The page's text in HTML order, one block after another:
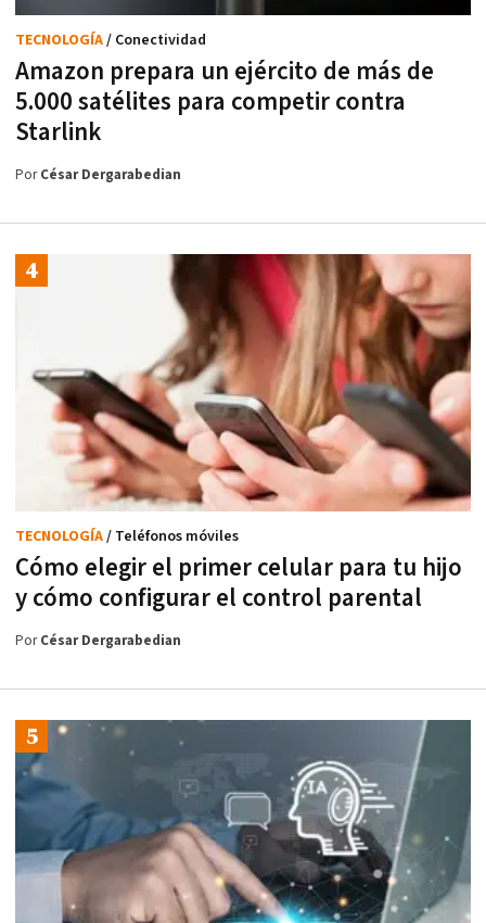
Amazon prepara un ejército de más de
5.000 satélites para competir contra
Starlink
TECNOLOGÍA/ Conectividad
PorCésar Dergarabedian
Cómo elegir el primer celular para tu hijo
y cómo configurar el control parental
TECNOLOGÍA/ Teléfonos móviles
PorCésar Dergarabedian